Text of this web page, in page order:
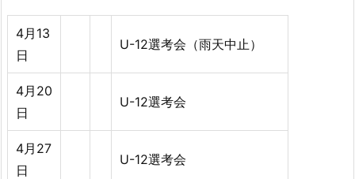
4月13
日
U-12選考会（雨天中止）
4月20
日
U-12選考会
4月27
日
U-12選考会